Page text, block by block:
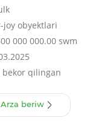
joy obyektlari
000 000.00 swm
qilingan
Arza beriw